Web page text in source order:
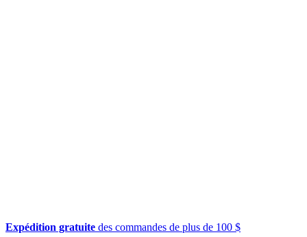
Expédition gratuite des commandes de plus de 100 $